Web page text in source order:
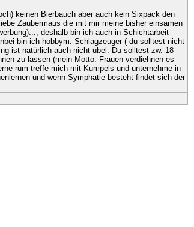
keinen Bierbauch aber auch kein Sixpack den
Zaubermaus die mit mir meine bisher einsamen
deshalb bin ich auch in Schichtarbeit
bin ich hobbym. Schlagzeuger ( du solltest nicht
ist natürlich auch nicht übel. Du solltest zw. 18
zu lassen (mein Motto: Frauen verdiehnen es
rum treffe mich mit Kumpels und unternehme in
und wenn Symphatie besteht findet sich der